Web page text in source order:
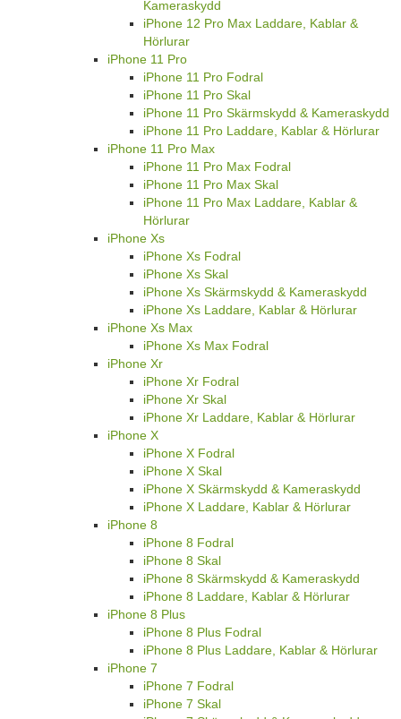
Kameraskydd
iPhone 12 Pro Max Laddare, Kablar &
Hörlurar
iPhone 11 Pro
iPhone 11 Pro Fodral
iPhone 11 Pro Skal
iPhone 11 Pro Skärmskydd & Kameraskydd
iPhone 11 Pro Laddare, Kablar & Hörlurar
iPhone 11 Pro Max
iPhone 11 Pro Max Fodral
iPhone 11 Pro Max Skal
iPhone 11 Pro Max Laddare, Kablar &
Hörlurar
iPhone Xs
iPhone Xs Fodral
iPhone Xs Skal
iPhone Xs Skärmskydd & Kameraskydd
iPhone Xs Laddare, Kablar & Hörlurar
iPhone Xs Max
iPhone Xs Max Fodral
iPhone Xr
iPhone Xr Fodral
iPhone Xr Skal
iPhone Xr Laddare, Kablar & Hörlurar
iPhone X
iPhone X Fodral
iPhone X Skal
iPhone X Skärmskydd & Kameraskydd
iPhone X Laddare, Kablar & Hörlurar
iPhone 8
iPhone 8 Fodral
iPhone 8 Skal
iPhone 8 Skärmskydd & Kameraskydd
iPhone 8 Laddare, Kablar & Hörlurar
iPhone 8 Plus
iPhone 8 Plus Fodral
iPhone 8 Plus Laddare, Kablar & Hörlurar
iPhone 7
iPhone 7 Fodral
iPhone 7 Skal